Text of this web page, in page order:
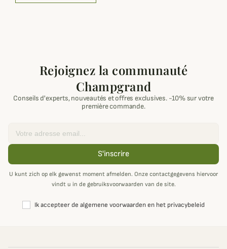
Rejoignez la communauté
Champgrand
Conseils d'experts, nouveautés et offres exclusives. -10% sur votre
première commande.
S'inscrire
U kunt zich op elk gewenst moment afmelden. Onze contactgegevens hiervoor
vindt u in de gebruiksvoorwaarden van de site.
Ik accepteer de algemene voorwaarden en het privacybeleid